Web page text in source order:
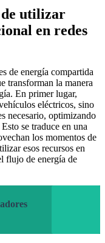
de utilizar
en redes
de energía compartida
transforman la manera
En primer lugar,
eléctricos, sino
necesario, optimizando
se traduce en una
los momentos de
esos recursos en
flujo de energía de